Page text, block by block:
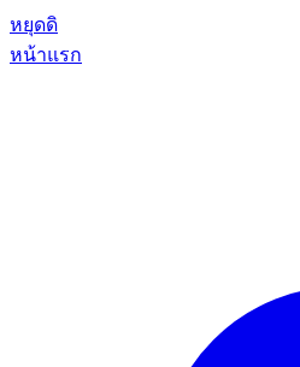
หยุดดิ
หน้าแรก